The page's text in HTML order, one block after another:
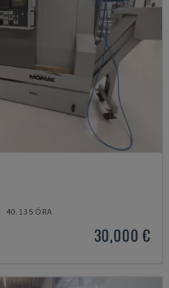
40.135 ÓRA
30,000 €